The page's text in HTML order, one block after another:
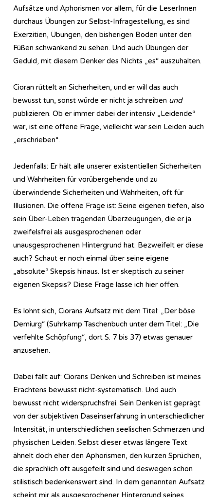
Aufsätze und Aphorismen vor allem, für die LeserInnen
durchaus Übungen zur Selbst-Infragestellung, es sind
Exerzitien, Übungen, den bisherigen Boden unter den
Füßen schwankend zu sehen. Und auch Übungen der
Geduld, mit diesem Denker des Nichts „es“ auszuhalten.
Cioran rüttelt an Sicherheiten, und er will das auch
bewusst tun, sonst würde er nicht ja schreiben und
publizieren. Ob er immer dabei der intensiv „Leidende“
war, ist eine offene Frage, vielleicht war sein Leiden auch
„erschrieben“.
Jedenfalls: Er hält alle unserer existentiellen Sicherheiten
und Wahrheiten für vorübergehende und zu
überwindende Sicherheiten und Wahrheiten, oft für
Illusionen. Die offene Frage ist: Seine eigenen tiefen, also
sein Über-Leben tragenden Überzeugungen, die er ja
zweifelsfrei als ausgesprochenen oder
unausgesprochenen Hintergrund hat: Bezweifelt er diese
auch? Schaut er noch einmal über seine eigene
„absolute“ Skepsis hinaus. Ist er skeptisch zu seiner
eigenen Skepsis? Diese Frage lasse ich hier offen.
Es lohnt sich, Ciorans Aufsatz mit dem Titel: „Der böse
Demiurg“ (Suhrkamp Taschenbuch unter dem Titel: „Die
verfehlte Schöpfung“, dort S. 7 bis 37) etwas genauer
anzusehen.
Dabei fällt auf: Ciorans Denken und Schreiben ist meines
Erachtens bewusst nicht-systematisch. Und auch
bewusst nicht widerspruchsfrei. Sein Denken ist geprägt
von der subjektiven Daseinserfahrung in unterschiedlicher
Intensität, in unterschiedlichen seelischen Schmerzen und
physischen Leiden. Selbst dieser etwas längere Text
ähnelt doch eher den Aphorismen, den kurzen Sprüchen,
die sprachlich oft ausgefeilt sind und deswegen schon
stilistisch bedenkenswert sind. In dem genannten Aufsatz
scheint mir als ausgesprochener Hintergrund seines